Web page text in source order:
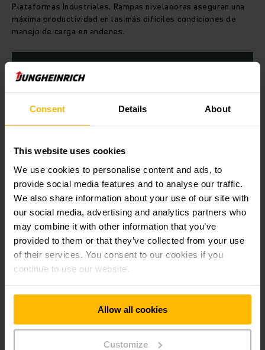
Consent Details About
This website uses cookies
We use cookies to personalise content and ads, to
provide social media features and to analyse our traffic.
We also share information about your use of our site with
our social media, advertising and analytics partners who
may combine it with other information that you’ve
provided to them or that they’ve collected from your use
of their services. You consent to our cookies if you
continue to use our website.
Allow all cookies
Customize
Plataformas Industriales, Rampas niveladoras aseguran una
máxima productividad en las más difíciles condiciones de
manejo de carga en andenes.
PUERTAS SECCIONALES, PUERTAS INDUSTRIALES
Puertas Seccionales, Puertas
Puertas Seccionales o Puertas Industriales están hechas de
Acero galvanizado. Seguridad para los vehículos, productos y